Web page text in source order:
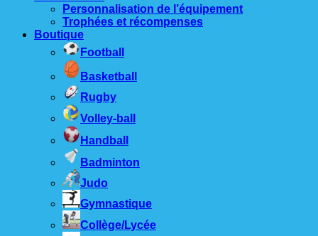
Personnalisation de l’équipement
Trophées et récompenses
Boutique
Football
Basketball
Rugby
Volley-ball
Handball
Badminton
Judo
Gymnastique
Collège/Lycée